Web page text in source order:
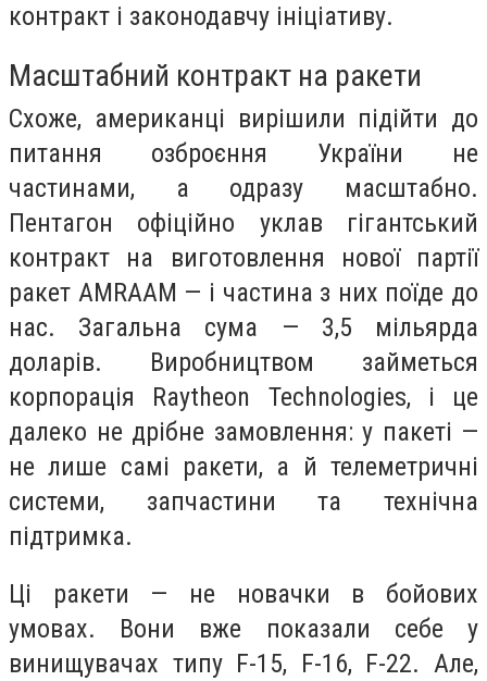
контракт і законодавчу ініціативу.
Масштабний контракт на ракети
Схоже, американці вирішили підійти до
питання озброєння України не
частинами, а одразу масштабно.
Пентагон офіційно уклав гігантський
контракт на виготовлення нової партії
ракет AMRAAM — і частина з них поїде до
нас. Загальна сума — 3,5 мільярда
доларів. Виробництвом займеться
корпорація Raytheon Technologies, і це
далеко не дрібне замовлення: у пакеті —
не лише самі ракети, а й телеметричні
системи, запчастини та технічна
підтримка.
Ці ракети — не новачки в бойових
умовах. Вони вже показали себе у
винищувачах типу F-15, F-16, F-22. Але,